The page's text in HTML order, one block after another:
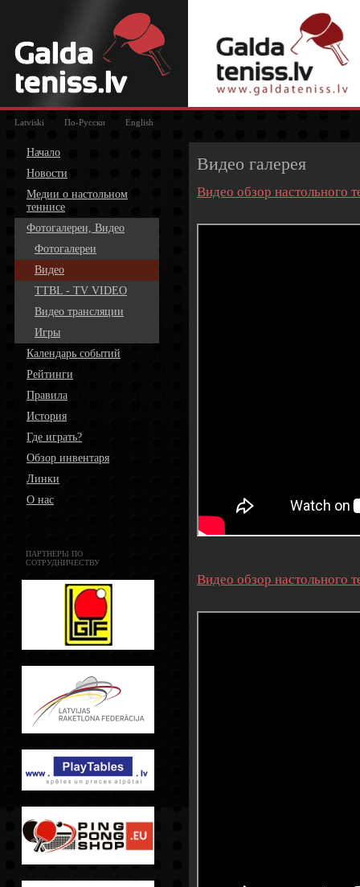
Latviski По-Русски English
Начало
Новости
Медии о настольном
теннисе
Фотогалереи, Видео
Фотогалереи
Видео
TTBL - TV VIDEO
Видео трансляции
Игры
Календарь событий
Рейтинги
Правила
История
Где играть?
Обзор инвентаря
Линки
О нас
ПАРТНЕРЫ ПО
СОТРУДНИЧЕСТВУ
Видео галерея
Видео обзор настольного
Видео обзор настольного